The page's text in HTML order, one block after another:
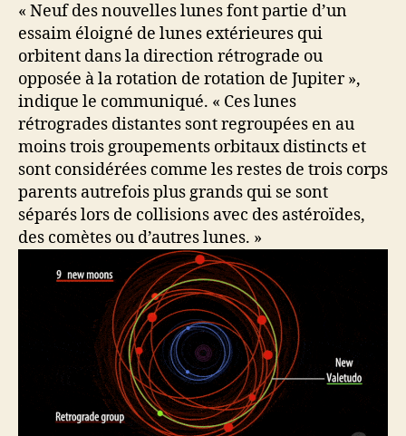
« Neuf des nouvelles lunes font partie d’un
essaim éloigné de lunes extérieures qui
orbitent dans la direction rétrograde ou
opposée à la rotation de rotation de Jupiter »,
indique le communiqué. « Ces lunes
rétrogrades distantes sont regroupées en au
moins trois groupements orbitaux distincts et
sont considérées comme les restes de trois corps
parents autrefois plus grands qui se sont
séparés lors de collisions avec des astéroïdes,
des comètes ou d’autres lunes. »